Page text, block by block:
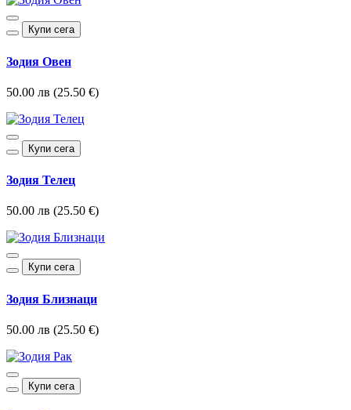
Купи сега
Зодия Овен
50.00 лв (25.50 €)
Купи сега
Зодия Телец
50.00 лв (25.50 €)
Купи сега
Зодия Близнаци
50.00 лв (25.50 €)
Купи сега